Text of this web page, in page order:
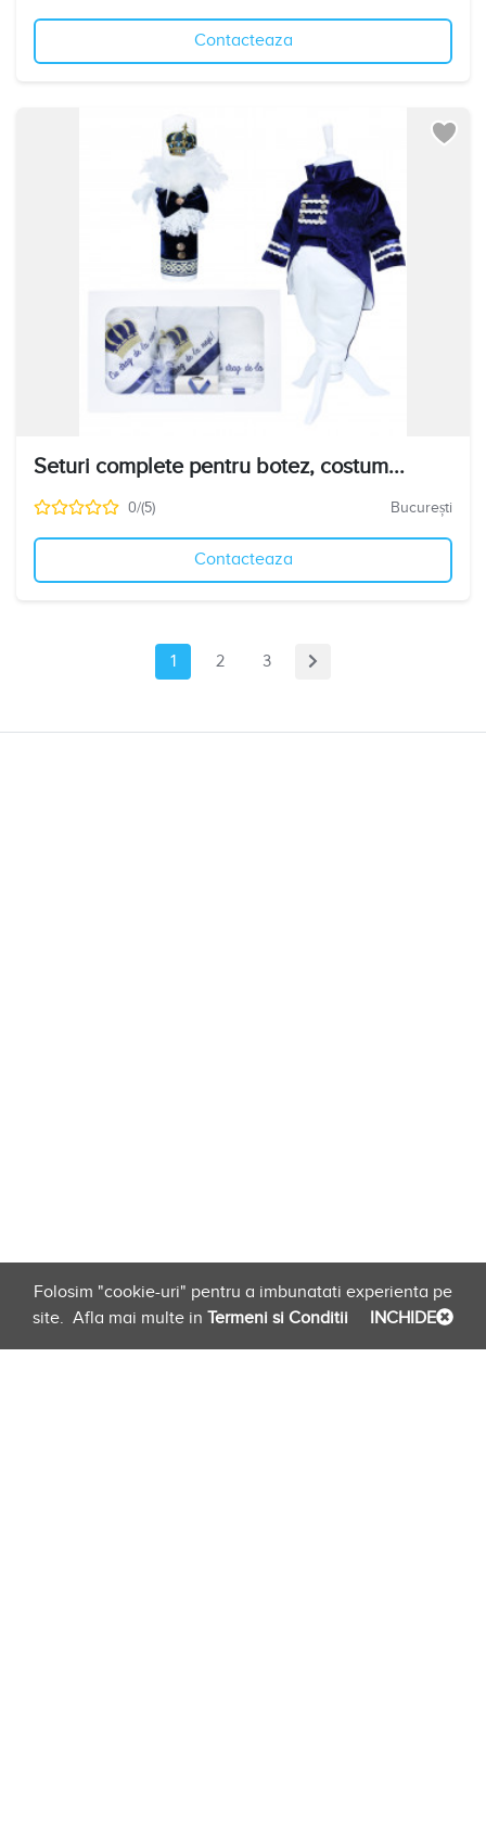
Contacteaza
Seturi complete pentru botez, costum...
0/(5) București
Contacteaza
1 2 3
Folosim "cookie-uri" pentru a imbunatati experienta pe
site. Afla mai multe in Termeni si Conditii INCHIDE